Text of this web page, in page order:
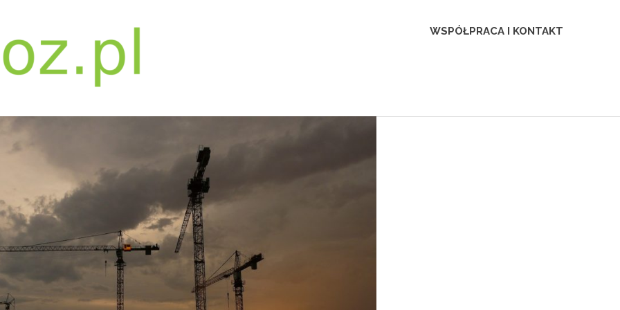
WSPÓŁPRACA I KONTAKT